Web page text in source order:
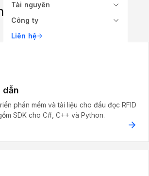
Tài nguyên
Công ty
Liên hệ
dẫn
dẫn
phần mềm và tài liệu cho đầu đọc RFID
SDK cho C#, C++ và Python.